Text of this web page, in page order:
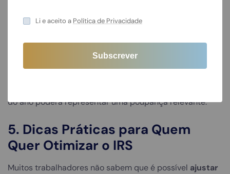
2024:
Diferença:
do ano poderá representar uma poupança relevante.
5. Dicas Práticas para Quem
Quer Otimizar o IRS
Muitos trabalhadores não sabem que é possível ajustar
Li e aceito a Política de Privacidade